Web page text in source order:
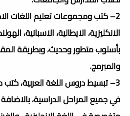
2– كتب ومجموعات تعليم اللغات
الانكليزية، الايطالية، الاسبانية،
بأسلوب متطور وحديث، وبطريقة
والمبرمج.
3– تبسيط دروس اللغة العربية،
في جميع المراحل الدراسية،